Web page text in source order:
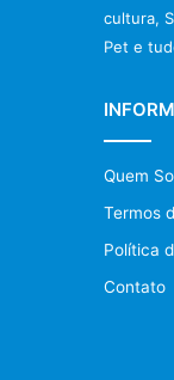
cultura,
Pet e
Quem
Termos
Política
Contato